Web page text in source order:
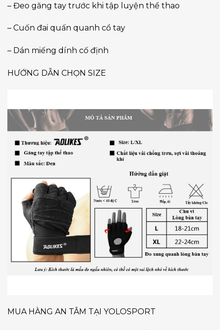
– Đeo găng tay trước khi tập luyện thể thao
– Cuốn đai quấn quanh cổ tay
– Dán miếng dính cố định
HƯỚNG DẪN CHỌN SIZE
MUA HÀNG AN TÂM TẠI YOLOSPORT